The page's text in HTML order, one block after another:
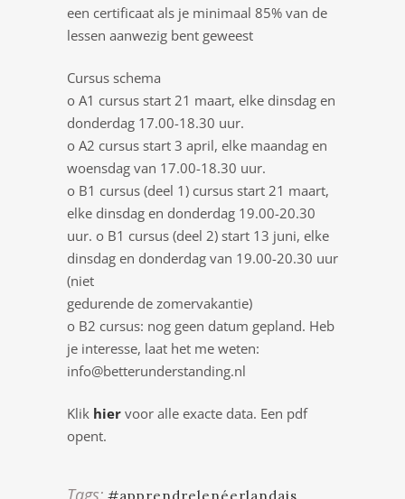
een certificaat als je minimaal 85% van de
lessen aanwezig bent geweest
Cursus schema
o A1 cursus start 21 maart, elke dinsdag en
donderdag 17.00-18.30 uur.
o A2 cursus start 3 april, elke maandag en
woensdag van 17.00-18.30 uur.
o B1 cursus (deel 1) cursus start 21 maart,
elke dinsdag en donderdag 19.00-20.30
uur. o B1 cursus (deel 2) start 13 juni, elke
dinsdag en donderdag van 19.00-20.30 uur
(niet
gedurende de zomervakantie)
o B2 cursus: nog geen datum gepland. Heb
je interesse, laat het me weten:
info@betterunderstanding.nl
Klik hier voor alle exacte data. Een pdf
opent.
Tags: